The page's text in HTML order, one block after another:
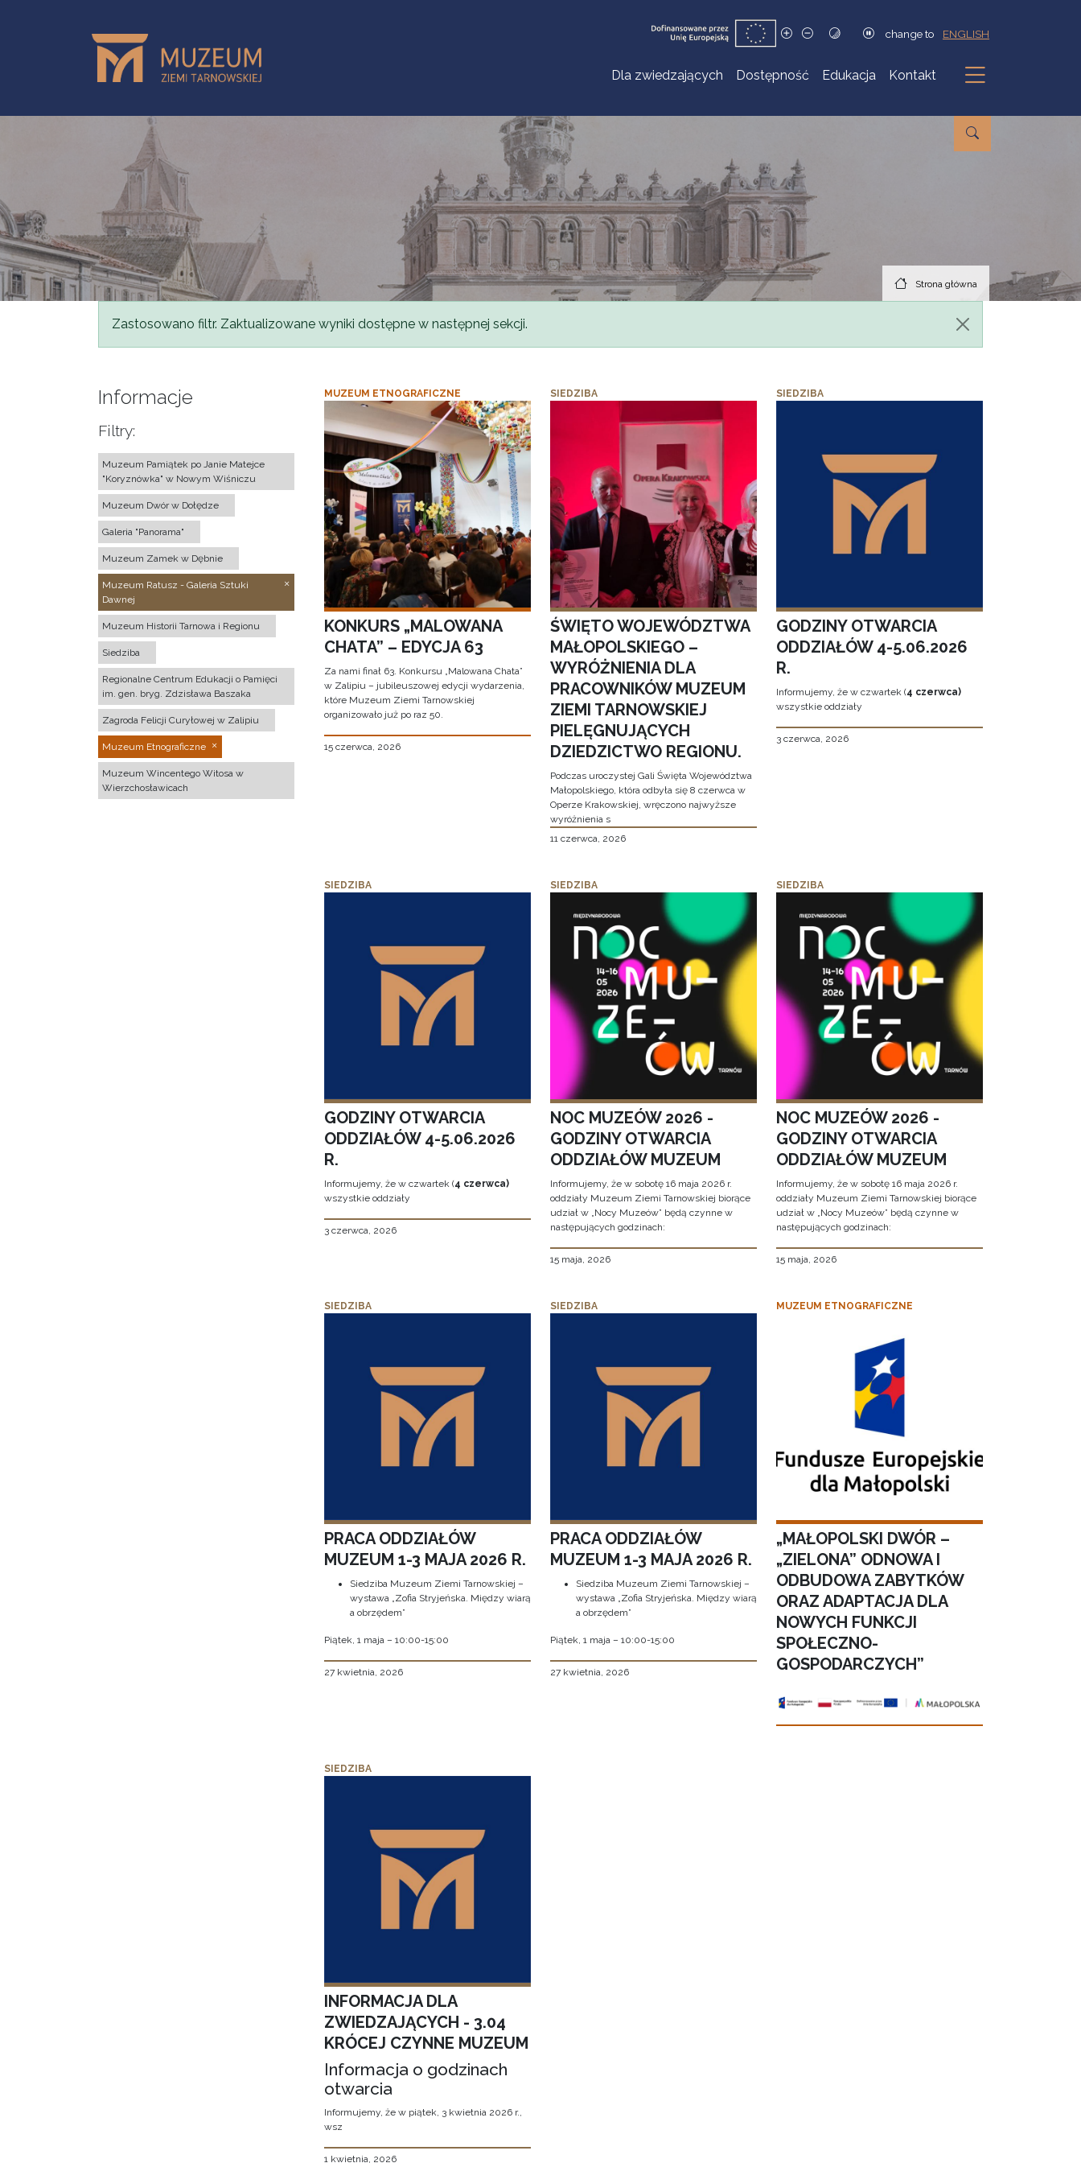
change to ENGLISH
Dla zwiedzających Dostępność Edukacja Kontakt
Podmenu
Strona główna
Komunikat
Zastosowano filtr. Zaktualizowane wyniki dostępne w następnej sekcji.
Informacje
Filtry:
Muzeum Pamiątek po Janie Matejce
"Koryznówka" w Nowym Wiśniczu
Muzeum Dwór w Dołędze
Galeria "Panorama"
Muzeum Zamek w Dębnie
Muzeum Ratusz - Galeria Sztuki
Dawnej
Muzeum Historii Tarnowa i Regionu
Siedziba
Regionalne Centrum Edukacji o Pamięci
im. gen. bryg. Zdzisława Baszaka
Zagroda Felicji Curyłowej w Zalipiu
Muzeum Etnograficzne
Muzeum Wincentego Witosa w
Wierzchosławicach
MUZEUM ETNOGRAFICZNE
KONKURS „MALOWANA
CHATA” – EDYCJA 63
Za nami finał 63. Konkursu „Malowana Chata”
w Zalipiu – jubileuszowej edycji wydarzenia,
które Muzeum Ziemi Tarnowskiej
organizowało już po raz 50.
15 czerwca, 2026
SIEDZIBA
ŚWIĘTO WOJEWÓDZTWA
MAŁOPOLSKIEGO –
WYRÓŻNIENIA DLA
PRACOWNIKÓW MUZEUM
ZIEMI TARNOWSKIEJ
PIELĘGNUJĄCYCH
DZIEDZICTWO REGIONU.
Podczas uroczystej Gali Święta Województwa
Małopolskiego, która odbyła się 8 czerwca w
Operze Krakowskiej, wręczono najwyższe
wyróżnienia s
11 czerwca, 2026
SIEDZIBA
GODZINY OTWARCIA
ODDZIAŁÓW 4-5.06.2026
R.
Informujemy, że w czwartek (4 czerwca)
wszystkie oddziały
3 czerwca, 2026
SIEDZIBA
GODZINY OTWARCIA
ODDZIAŁÓW 4-5.06.2026
R.
Informujemy, że w czwartek (4 czerwca)
wszystkie oddziały
3 czerwca, 2026
SIEDZIBA
NOC MUZEÓW 2026 -
GODZINY OTWARCIA
ODDZIAŁÓW MUZEUM
Informujemy, że w sobotę 16 maja 2026 r.
oddziały Muzeum Ziemi Tarnowskiej biorące
udział w „Nocy Muzeów” będą czynne w
następujących godzinach:
15 maja, 2026
SIEDZIBA
NOC MUZEÓW 2026 -
GODZINY OTWARCIA
ODDZIAŁÓW MUZEUM
Informujemy, że w sobotę 16 maja 2026 r.
oddziały Muzeum Ziemi Tarnowskiej biorące
udział w „Nocy Muzeów” będą czynne w
następujących godzinach:
15 maja, 2026
SIEDZIBA
PRACA ODDZIAŁÓW
MUZEUM 1-3 MAJA 2026 R.
Siedziba Muzeum Ziemi Tarnowskiej –
wystawa „Zofia Stryjeńska. Między wiarą
a obrzędem”
Piątek, 1 maja – 10:00-15:00
27 kwietnia, 2026
SIEDZIBA
PRACA ODDZIAŁÓW
MUZEUM 1-3 MAJA 2026 R.
Siedziba Muzeum Ziemi Tarnowskiej –
wystawa „Zofia Stryjeńska. Między wiarą
a obrzędem”
Piątek, 1 maja – 10:00-15:00
27 kwietnia, 2026
MUZEUM ETNOGRAFICZNE
„MAŁOPOLSKI DWÓR –
„ZIELONA” ODNOWA I
ODBUDOWA ZABYTKÓW
ORAZ ADAPTACJA DLA
NOWYCH FUNKCJI
SPOŁECZNO-
GOSPODARCZYCH”
SIEDZIBA
INFORMACJA DLA
ZWIEDZAJĄCYCH - 3.04
KRÓCEJ CZYNNE MUZEUM
Informacja o godzinach
otwarcia
Informujemy, że w piątek, 3 kwietnia 2026 r.,
wsz
1 kwietnia, 2026